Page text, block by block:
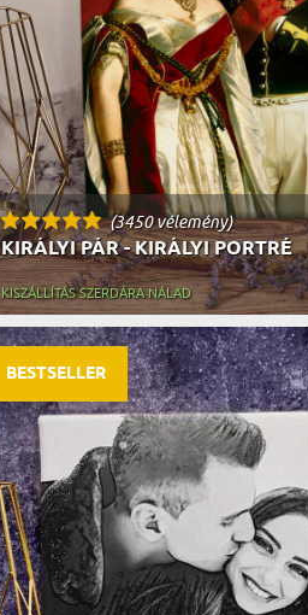
(3450 vélemény)
KIRÁLYI PÁR - KIRÁLYI PORTRÉ
KISZÁLLÍTÁS SZERDÁRA NÁLAD
BESTSELLER